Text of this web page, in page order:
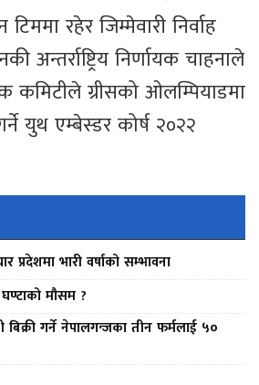
रहेर जिम्मेवारी निर्वाह
अन्तर्राष्ट्रिय निर्णायक चाहनाले
कमिटीले ग्रीसको ओलम्पियाडमा
युथ एम्बेस्डर कोर्ष २०२२
भारी वर्षाको सम्भावना
मौसम ?
बिक्री गर्ने नेपालगन्जका तीन फर्मलाई ५०